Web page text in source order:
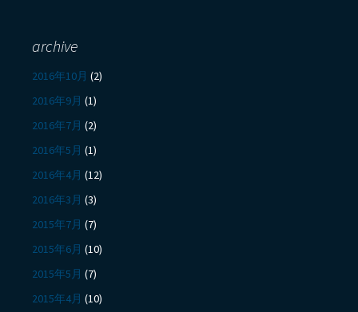
archive
2016年10月 (2)
2016年9月 (1)
2016年7月 (2)
2016年5月 (1)
2016年4月 (12)
2016年3月 (3)
2015年7月 (7)
2015年6月 (10)
2015年5月 (7)
2015年4月 (10)